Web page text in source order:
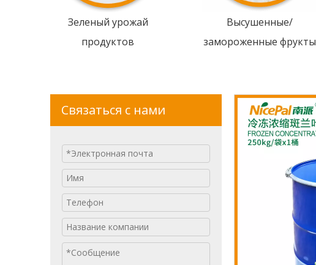
Зеленый урожай
продуктов
Высушенные/
замороженные фрукты
Связаться с нами